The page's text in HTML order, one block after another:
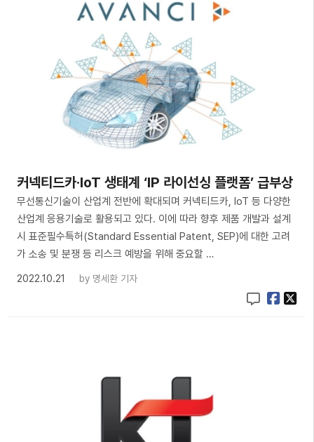
커넥티드카·IoT 생태계 ‘IP 라이선싱 플랫폼’ 급부상
무선통신기술이 산업계 전반에 확대되며 커넥티드카, IoT 등 다양한
산업계 응용기술로 활용되고 있다. 이에 따라 향후 제품 개발과 설계
시 표준필수특허(Standard Essential Patent, SEP)에 대한 고려
가 소송 및 분쟁 등 리스크 예방을 위해 중요할 …
2022.10.21
by 명세환 기자